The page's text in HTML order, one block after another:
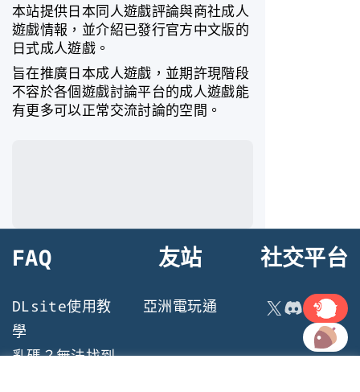
本站提供日本同人遊戲評論與商社成人
遊戲情報，並介紹已發行官方中文版的
日式成人遊戲。
旨在推廣日本成人遊戲，並期許現階段
不容於各個遊戲討論平台的成人遊戲能
有更多可以正常交流討論的空間。
FAQ
DLsite使用教
學
亂碼？無法找到
友站
亞洲電玩通
社交平台
X Discord
連結
連結